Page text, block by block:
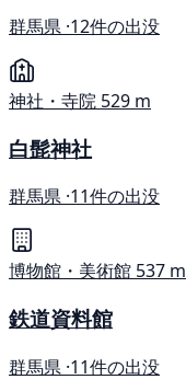
群馬県 ·12件の出没
神社・寺院 529 m
白髭神社
群馬県 ·11件の出没
博物館・美術館 537 m
鉄道資料館
群馬県 ·11件の出没